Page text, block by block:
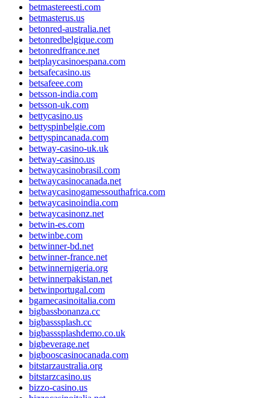
betmastereesti.com
betmasterus.us
betonred-australia.net
betonredbelgique.com
betonredfrance.net
betplaycasinoespana.com
betsafecasino.us
betsafeee.com
betsson-india.com
betsson-uk.com
bettycasino.us
bettyspinbelgie.com
bettyspincanada.com
betway-casino-uk.uk
betway-casino.us
betwaycasinobrasil.com
betwaycasinocanada.net
betwaycasinogamessouthafrica.com
betwaycasinoindia.com
betwaycasinonz.net
betwin-es.com
betwinbe.com
betwinner-bd.net
betwinner-france.net
betwinnernigeria.org
betwinnerpakistan.net
betwinportugal.com
bgamecasinoitalia.com
bigbassbonanza.cc
bigbasssplash.cc
bigbasssplashdemo.co.uk
bigbeverage.net
bigbooscasinocanada.com
bitstarzaustralia.org
bitstarzcasino.us
bizzo-casino.us